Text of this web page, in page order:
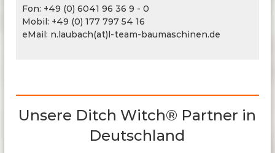
Fon: +49 (0) 6041 96 36 9 - 0
Mobil: +49 (0) 177 797 54 16
eMail: n.laubach(at)l-team-baumaschinen.de
Unsere Ditch Witch® Partner in
Deutschland